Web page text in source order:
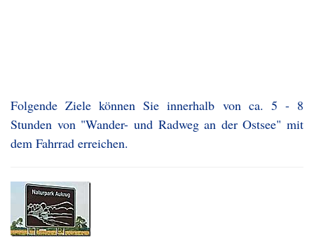
Folgende Ziele können Sie innerhalb von ca. 5 - 8
Stunden von "Wander- und Radweg an der Ostsee" mit
dem Fahrrad erreichen.